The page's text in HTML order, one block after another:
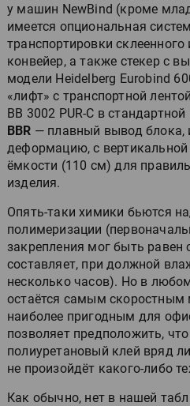
у машин NewBind (кроме
имеется опциональная
транспортировки
конвейер, а также стекер с
модели Heidelberg Eurobind
«лифт» с транспортной
BB 3002 PUR-C в
BBR — плавный вывод
деформацию, с
ёмкости (110 см) для
изделия.
Опять-таки химики бьются
полимеризации
закрепления мог быть равен
составляет, при должной
несколько часов). Но в
остаётся самым скоростным
наиболее пригодным для
позволяет предположить,
полиуретановый клей вряд
не произойдёт какого-либо
Как обычно, нет в нашей